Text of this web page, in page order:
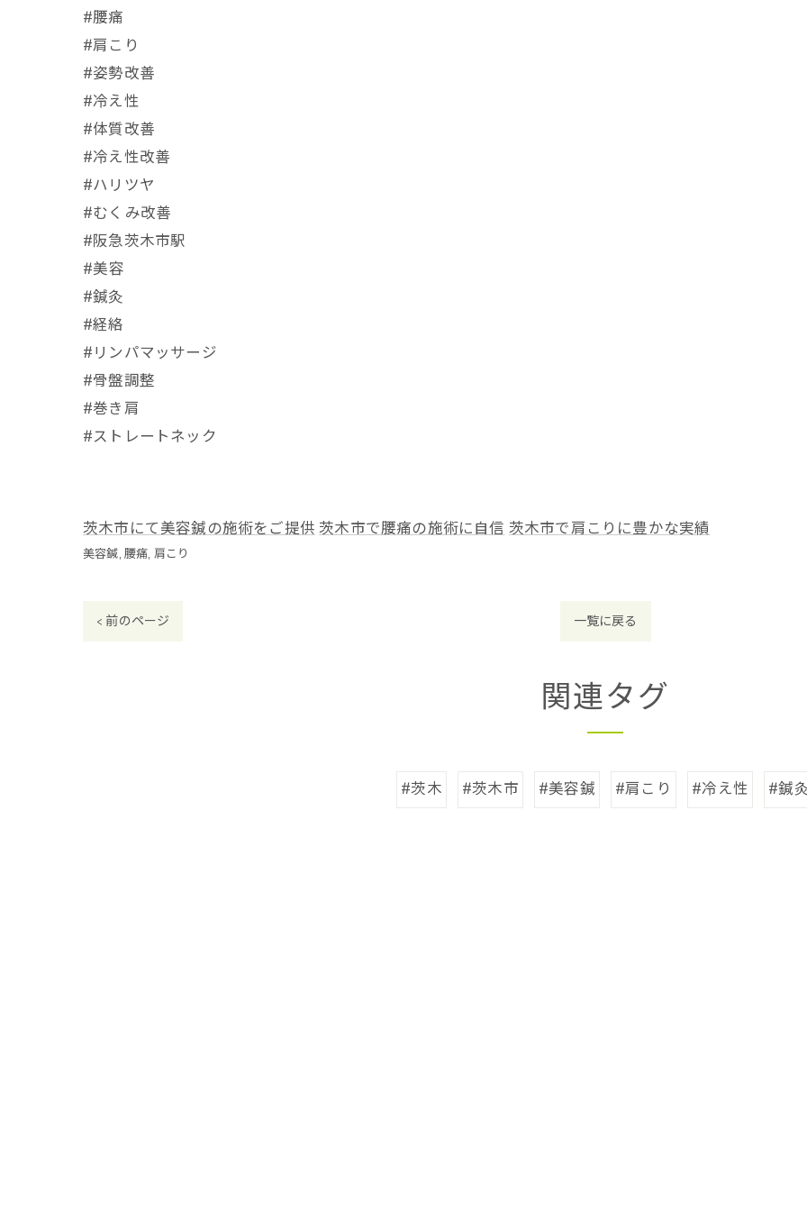
#腰痛
#肩こり
#姿勢改善
#冷え性
#体質改善
#冷え性改善
#ハリツヤ
#むくみ改善
#阪急茨木市駅
⁡#美容
#鍼灸
#経絡
#リンパマッサージ
#骨盤調整
#巻き肩
#ストレートネック
茨木市にて美容鍼の施術をご提供茨木市で腰痛の施術に自信茨木市で肩こりに豊かな実績
美容鍼 腰痛 肩こり
< 前のページ 一覧に戻る
関連タグ
#茨木 #茨木市 #美容鍼 #肩こり #冷え性 #鍼